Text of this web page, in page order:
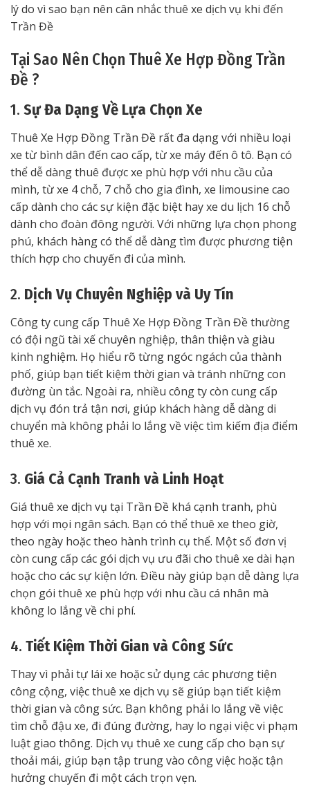
lý do vì sao bạn nên cân nhắc thuê xe dịch vụ khi đến
Trần Đề
Tại Sao Nên Chọn Thuê Xe Hợp Đồng Trần
Đề ?
1. Sự Đa Dạng Về Lựa Chọn Xe
Thuê Xe Hợp Đồng Trần Đề rất đa dạng với nhiều loại
xe từ bình dân đến cao cấp, từ xe máy đến ô tô. Bạn có
thể dễ dàng thuê được xe phù hợp với nhu cầu của
mình, từ xe 4 chỗ, 7 chỗ cho gia đình, xe limousine cao
cấp dành cho các sự kiện đặc biệt hay xe du lịch 16 chỗ
dành cho đoàn đông người. Với những lựa chọn phong
phú, khách hàng có thể dễ dàng tìm được phương tiện
thích hợp cho chuyến đi của mình.
2. Dịch Vụ Chuyên Nghiệp và Uy Tín
Công ty cung cấp Thuê Xe Hợp Đồng Trần Đề thường
có đội ngũ tài xế chuyên nghiệp, thân thiện và giàu
kinh nghiệm. Họ hiểu rõ từng ngóc ngách của thành
phố, giúp bạn tiết kiệm thời gian và tránh những con
đường ùn tắc. Ngoài ra, nhiều công ty còn cung cấp
dịch vụ đón trả tận nơi, giúp khách hàng dễ dàng di
chuyển mà không phải lo lắng về việc tìm kiếm địa điểm
thuê xe.
3. Giá Cả Cạnh Tranh và Linh Hoạt
Giá thuê xe dịch vụ tại Trần Đề khá cạnh tranh, phù
hợp với mọi ngân sách. Bạn có thể thuê xe theo giờ,
theo ngày hoặc theo hành trình cụ thể. Một số đơn vị
còn cung cấp các gói dịch vụ ưu đãi cho thuê xe dài hạn
hoặc cho các sự kiện lớn. Điều này giúp bạn dễ dàng lựa
chọn gói thuê xe phù hợp với nhu cầu cá nhân mà
không lo lắng về chi phí.
4. Tiết Kiệm Thời Gian và Công Sức
Thay vì phải tự lái xe hoặc sử dụng các phương tiện
công cộng, việc thuê xe dịch vụ sẽ giúp bạn tiết kiệm
thời gian và công sức. Bạn không phải lo lắng về việc
tìm chỗ đậu xe, đi đúng đường, hay lo ngại việc vi phạm
luật giao thông. Dịch vụ thuê xe cung cấp cho bạn sự
thoải mái, giúp bạn tập trung vào công việc hoặc tận
hưởng chuyến đi một cách trọn vẹn.